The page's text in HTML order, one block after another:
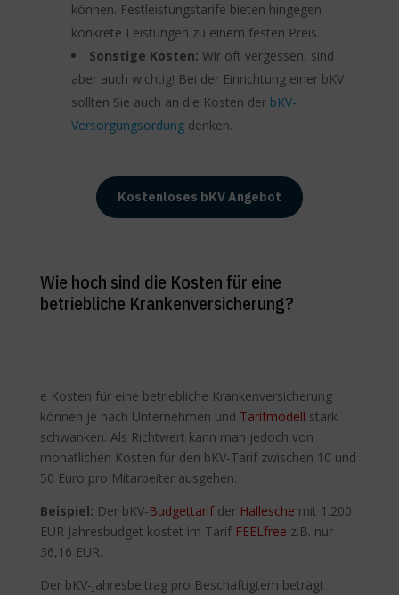
können. Festleistungstarife bieten hingegen
konkrete Leistungen zu einem festen Preis.
Sonstige Kosten: Wir oft vergessen, sind
aber auch wichtig! Bei der Einrichtung einer bKV
sollten Sie auch an die Kosten der bKV-
Versorgungsordungdenken.
Kostenloses bKV Angebot
Wie hoch sind die Kosten für eine
betriebliche Krankenversicherung?
e Kosten für eine betriebliche Krankenversicherung
können je nach Unternehmen und Tarifmodell stark
schwanken. Als Richtwert kann man jedoch von
monatlichen Kosten für den bKV-Tarif zwischen 10 und
50 Euro pro Mitarbeiter ausgehen.
Beispiel: Der bKV-Budgettarifder Hallesche mit 1.200
EUR Jahresbudget kostet im Tarif FEELfree z.B. nur
36,16 EUR.
Der bKV-Jahresbeitrag pro Beschäftigtem beträgt